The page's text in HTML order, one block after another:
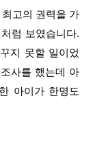
고의 권력을 가
럼 보였습니다.
지 못할 일이었
사를 했는데 아
아이가 한명도